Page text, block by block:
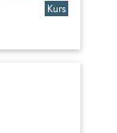
Kurs